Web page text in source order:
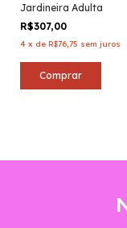
Jardineira Adulta
R$307,00
4 x de R$76,75 sem juros
Comprar